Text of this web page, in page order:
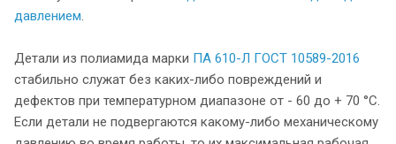
давлением.
Детали из полиамида марки ПА 610-Л ГОСТ 10589-2016
стабильно служат без каких-либо повреждений и
дефектов при температурном диапазоне от - 60 до + 70 °С.
Если детали не подвергаются какому-либо механическому